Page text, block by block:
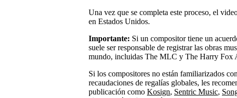
Una vez que se completa este proceso, el
en Estados Unidos.
Importante: Si un compositor tiene un
suele ser responsable de registrar las obras
mundo, incluidas The MLC y The Harry Fox
Si los compositores no están familiarizados
recaudaciones de regalías globales, les
publicación como Kosign, Sentric Music,